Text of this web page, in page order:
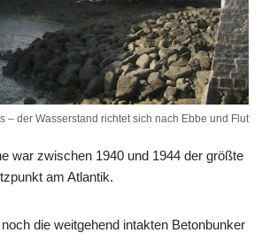
– der Wasserstand richtet sich nach Ebbe und Flut
war zwischen 1940 und 1944 der größte
am Atlantik.
die weitgehend intakten Betonbunker